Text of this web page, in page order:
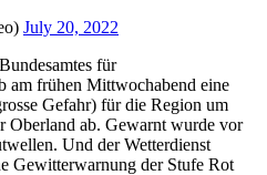
July 20, 2022
für
am frühen Mittwochabend eine
Gefahr) für die Region um
Oberland ab. Gewarnt wurde vor
Und der Wetterdienst
Gewitterwarnung der Stufe Rot